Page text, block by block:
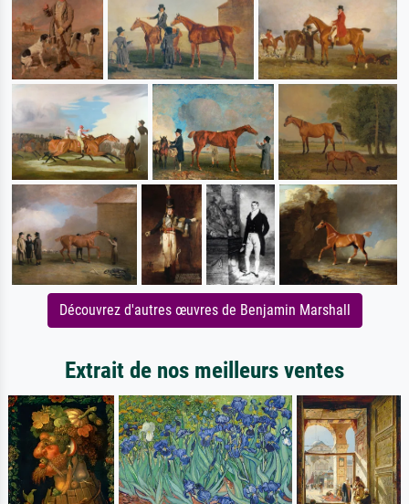
Découvrez d'autres œuvres de Benjamin Marshall
Extrait de nos meilleurs ventes